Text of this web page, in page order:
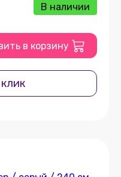
В наличии
в корзину